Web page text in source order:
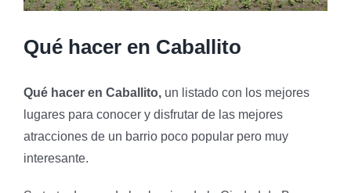
Qué hacer en Caballito
Qué hacer en Caballito, un listado con los mejores
lugares para conocer y disfrutar de las mejores
atracciones de un barrio poco popular pero muy
interesante.